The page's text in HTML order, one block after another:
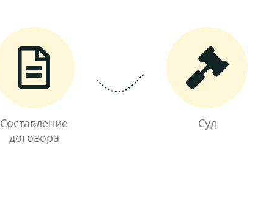
Составление
договора
Суд